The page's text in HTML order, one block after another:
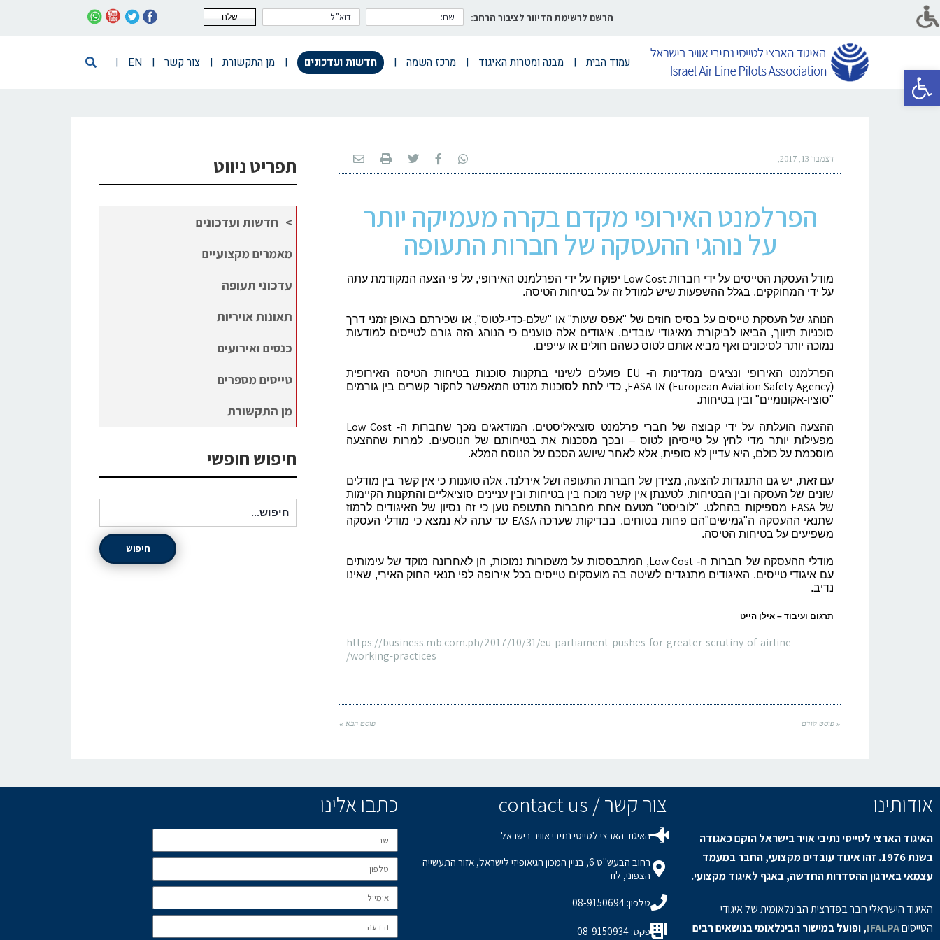
פתח סרגל נגישות
הרשם לרשימת הדיוור לציבור הרחב: שלח
עמוד הבית | מבנה ומטרות האיגוד | מרכז השמה | חדשות ועדכונים | מן התקשורת | צור קשר |
EN
|
דצמבר 13, 2017
הפרלמנט האירופי מקדם בקרה מעמיקה יותר
על נוהגי ההעסקה של חברות התעופה
מודל העסקת הטייסים על ידי חברות Low Cost יפוקח על ידי הפרלמנט האירופי, על פי הצעה המקודמת עתה
על ידי המחוקקים, בגלל ההשפעות שיש למודל זה על בטיחות הטיסה.
הנוהג של העסקת טייסים על בסיס חוזים של "אפס שעות" או "שלם-כדי-לטוס", או שכירתם באופן זמני דרך
סוכניות תיווך, הביאו לביקורת מאיגודי עובדים. איגודים אלה טוענים כי הנוהג הזה גורם לטייסים למודעות
נמוכה יותר לסיכונים ואף מביא אותם לטוס כשהם חולים או עייפים.
הפרלמנט האירופי ונציגים ממדינות ה- EU פועלים לשינוי בתקנות סוכנות בטיחות הטיסה האירופית
(
European Aviation Safety Agency) או EASA, כדי לתת לסוכנות מנדט המאפשר לחקור קשרים בין גורמים
"סוציו-אקונומיים" ובין בטיחות.
ההצעה הועלתה על ידי קבוצה של חברי פרלמנט סוציאליסטים, המודאגים מכך שחברות ה- Low Cost
מפעילות יותר מדי לחץ על טייסיהן לטוס – ובכך מסכנות את בטיחותם של הנוסעים. למרות שההצעה
מוסכמת על כולם, היא עדיין לא סופית, אלא לאחר שיושג הסכם על הנוסח המלא.
עם זאת, יש גם התנגדות להצעה, מצידן של חברות התעופה ושל אירלנד. אלה טוענות כי אין קשר בין מודלים
שונים של העסקה ובין הבטיחות. לטענתן אין קשר מוכח בין בטיחות ובין עניינים סוציאליים והתקנות הקיימות
של EASA מספיקות בהחלט. "לוביסט" מטעם אחת מחברות התעופה טען כי זה נסיון של האיגודים לרמוז
שתנאי ההעסקה ה"גמישים"הם פחות בטוחים. בבדיקות שערכה EASA עד עתה לא נמצא כי מודלי העסקה
משפיעים על בטיחות הטיסה.
מודלי ההעסקה של חברות ה- Low Cost, המתבססות על משכורות נמוכות, הן לאחרונה מוקד של עימותים
עם איגודי טייסים. האיגודים מתנגדים לשיטה בה מועסקים טייסים בכל אירופה לפי תנאי החוק האירי, שאינו
נדיב.
תרגום ועיבוד – אילן הייט
https://business.mb.com.ph/2017/10/31/eu-parliament-pushes-for-greater-scrutiny-of-airline-
working-practices/
« פוסט קודם פוסט הבא »
תפריט ניווט
חדשות ועדכונים
מאמרים מקצועיים
עדכוני תעופה
תאונות אויריות
כנסים ואירועים
טייסים מספרים
מן התקשורת
חיפוש חופשי
חיפוש
אודותינו
האיגוד הארצי לטייסי נתיבי אויר בישראל הוקם כאגודה
בשנת 1976. זהו איגוד עובדים מקצועי, החבר במעמד
עצמאי באירגון ההסדרות החדשה, באגף לאיגוד מקצועי.
האיגוד הישראלי חבר בפדרצית הבינלאומית של איגודי
הטייסיםIFALPA, ופועל במישור הבינלאומי בנושאים רבים
צור קשר / contact us
האיגוד הארצי לטייסי נתיבי אוויר בישראל
רחוב הבעש"ט 6, בניין המכון הגיאופיזי לישראל, אזור התעשייה
הצפוני, לוד
טלפון: 08-9150694
פקס: 08-9150934
כתבו אלינו